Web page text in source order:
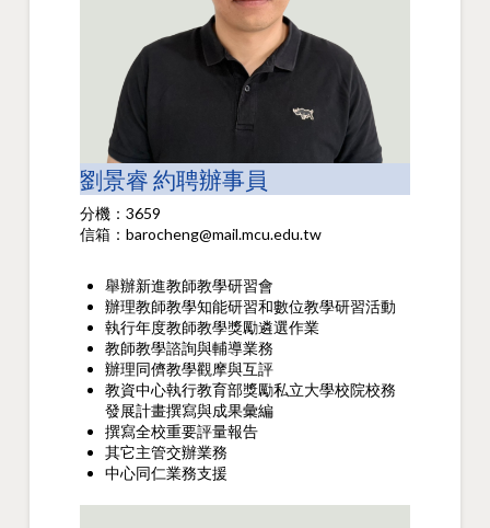
劉景睿 約聘辦事員
分機：3659
信箱：barocheng@mail.mcu.edu.tw
舉辦新進教師教學研習會
辦理教師教學知能研習和數位教學研習活動
執行年度教師教學獎勵遴選作業
教師教學諮詢與輔導業務
辦理同儕教學觀摩與互評
教資中心執行教育部獎勵私立大學校院校務
發展計畫撰寫與成果彙編
撰寫全校重要評量報告
其它主管交辦業務
中心同仁業務支援